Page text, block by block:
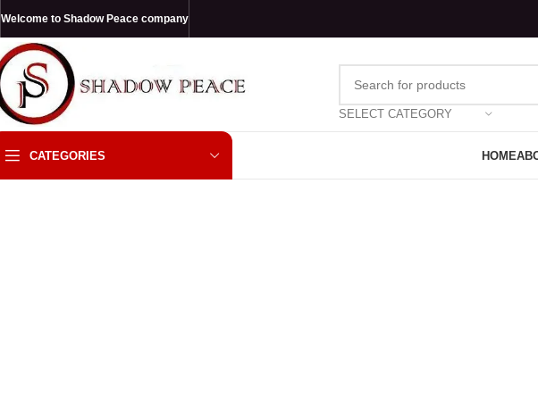
Welcome to Shadow Peace company
SELECT CATEGORY
CATEGORIES HOME